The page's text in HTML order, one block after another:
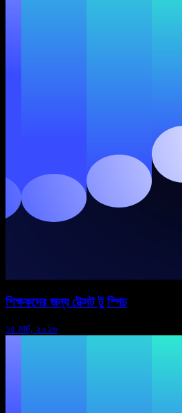
শিক্ষকদের জন্য টেক্সট টু স্পিচ
১৫ মার্চ, ২০২৬